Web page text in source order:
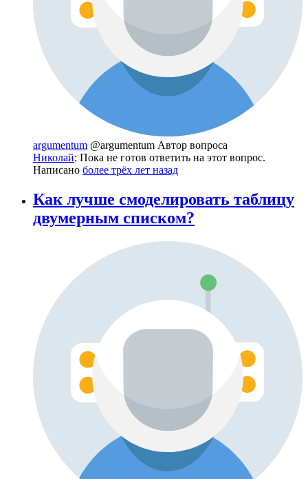
argumentum @argumentum Автор вопроса
Николай: Пока не готов ответить на этот вопрос.
Написано более трёх лет назад
Как лучше смоделировать таблицу
двумерным списком?